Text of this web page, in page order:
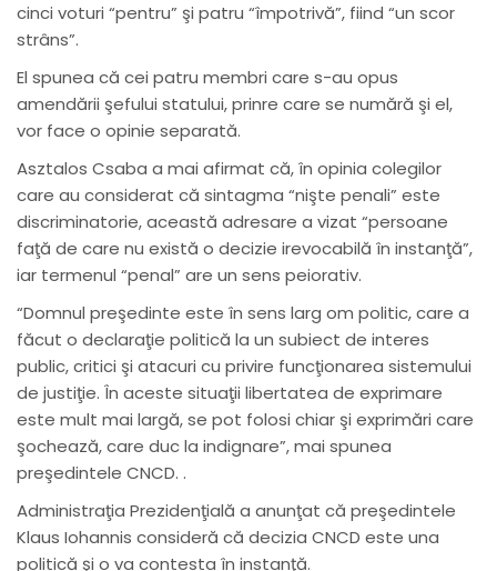
cinci voturi “pentru” şi patru “împotrivă”, fiind “un scor
strâns”.
El spunea că cei patru membri care s-au opus
amendării şefului statului, prinre care se numără şi el,
vor face o opinie separată.
Asztalos Csaba a mai afirmat că, în opinia colegilor
care au considerat că sintagma “nişte penali” este
discriminatorie, această adresare a vizat “persoane
faţă de care nu există o decizie irevocabilă în instanţă”,
iar termenul “penal” are un sens peiorativ.
“Domnul preşedinte este în sens larg om politic, care a
făcut o declaraţie politică la un subiect de interes
public, critici şi atacuri cu privire funcţionarea sistemului
de justiţie. În aceste situaţii libertatea de exprimare
este mult mai largă, se pot folosi chiar şi exprimări care
şochează, care duc la indignare”, mai spunea
preşedintele CNCD. .
Administraţia Prezidenţială a anunţat că preşedintele
Klaus Iohannis consideră că decizia CNCD este una
politică şi o va contesta în instanţă.